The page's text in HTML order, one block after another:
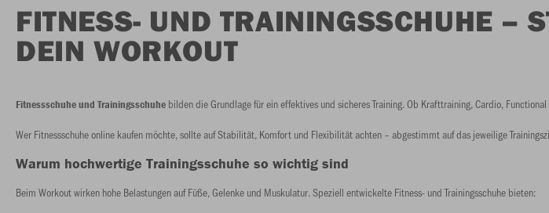
FITNESS- UND TRAININGSSCHUHE –
DEIN WORKOUT
Fitnessschuhe und Trainingsschuhe bilden die Grundlage für ein effektives und sicheres Training. Ob Krafttraining, Cardio,
Wer Fitnessschuhe online kaufen möchte, sollte auf Stabilität, Komfort und Flexibilität achten – abgestimmt auf das jeweilige
Warum hochwertige Trainingsschuhe so wichtig sind
Beim Workout wirken hohe Belastungen auf Füße, Gelenke und Muskulatur. Speziell entwickelte Fitness- und Trainingsschuhe bieten: